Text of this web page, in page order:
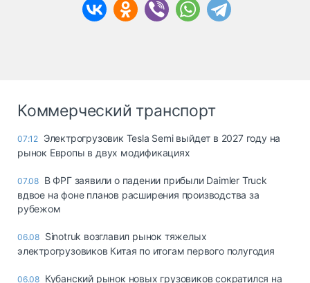
Коммерческий транспорт
07:12 Электрогрузовик Tesla Semi выйдет в 2027 году на
рынок Европы в двух модификациях
07.08 В ФРГ заявили о падении прибыли Daimler Truck
вдвое на фоне планов расширения производства за
рубежом
06.08 Sinotruk возглавил рынок тяжелых
электрогрузовиков Китая по итогам первого полугодия
06.08 Кубанский рынок новых грузовиков сократился на